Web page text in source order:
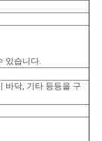
있습니다.
바닥, 기타 등등을 구